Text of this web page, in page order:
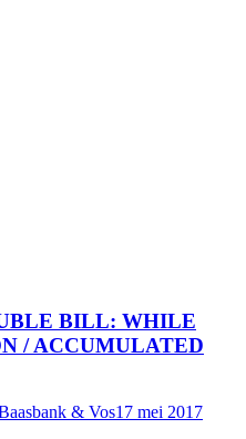
BILL: WHILE
/ ACCUMULATED
& Vos17 mei 2017